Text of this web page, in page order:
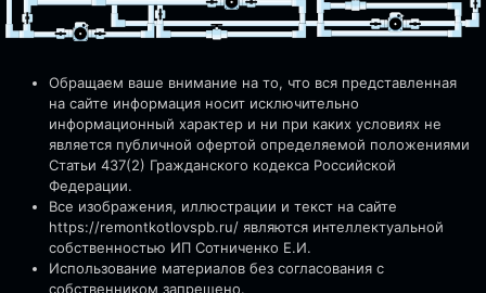
Обращаем ваше внимание на то, что вся представленная
на сайте информация носит исключительно
информационный характер и ни при каких условиях не
является публичной офертой определяемой положениями
Статьи 437(2) Гражданского кодекса Российской
Федерации.
Все изображения, иллюстрации и текст на сайте
https://remontkotlovspb.ru/ являются интеллектуальной
собственностью ИП Сотниченко Е.И.
Использование материалов без согласования с
собственником запрещено.